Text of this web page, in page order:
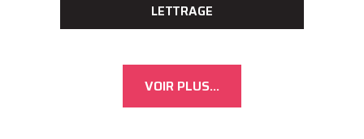
LETTRAGE
VOIR PLUS...